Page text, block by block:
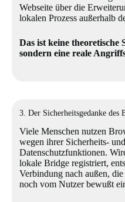
Webseite über die
lokalen Prozess außerhalb
Das ist keine theoretische
sondern eine reale
3. Der Sicherheitsgedanke des
Viele Menschen nutzen
wegen ihrer Sicherheits- und
Datenschutzfunktionen.
lokale Bridge registriert,
Verbindung nach außen,
noch vom Nutzer bewußt